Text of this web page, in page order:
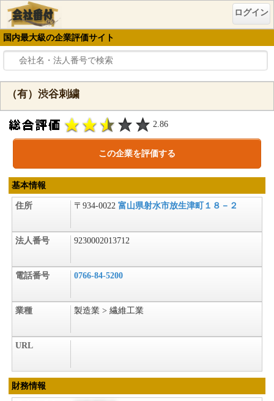
ログイン
国内最大級の企業評価サイト
（有）渋谷刺繍
2.86
この企業を評価する
基本情報
住所 〒934-0022 富山県射水市放生津町１８－２
法人番号 9230002013712
電話番号 0766-84-5200
業種 製造業 > 繊維工業
URL
財務情報